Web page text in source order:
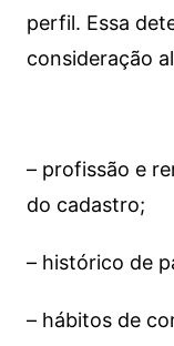
perfil. Essa
consideração
– profissão e
do cadastro;
– histórico de
– hábitos de